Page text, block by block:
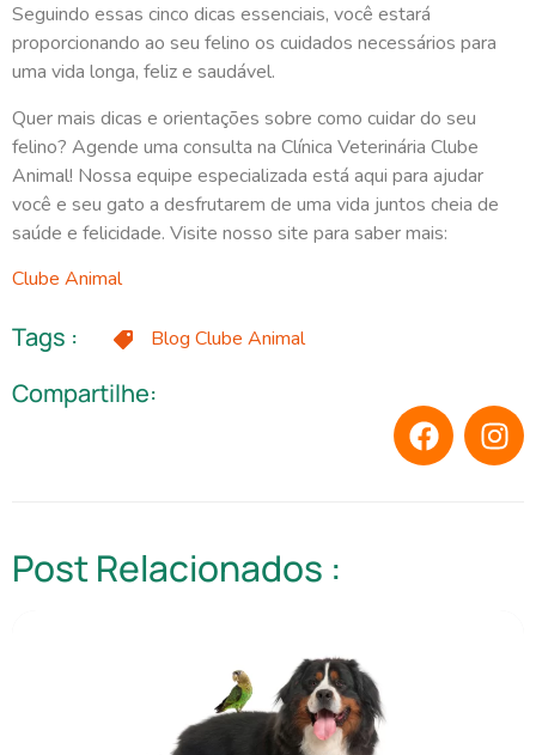
Seguindo essas cinco dicas essenciais, você estará
proporcionando ao seu felino os cuidados necessários para
uma vida longa, feliz e saudável.
Quer mais dicas e orientações sobre como cuidar do seu
felino? Agende uma consulta na Clínica Veterinária Clube
Animal! Nossa equipe especializada está aqui para ajudar
você e seu gato a desfrutarem de uma vida juntos cheia de
saúde e felicidade. Visite nosso site para saber mais:
Clube Animal
Tags : Blog Clube Animal
Compartilhe:
Post Relacionados :